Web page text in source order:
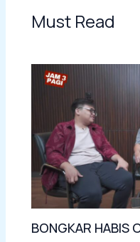
Must Read
BONGKAR HABIS